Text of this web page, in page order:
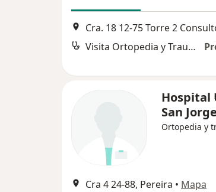
Visita Ortopedia y Traumatología
Hospital
San Jorge
Ortopedia y
Cra 4 24-88, Pereira • Mapa